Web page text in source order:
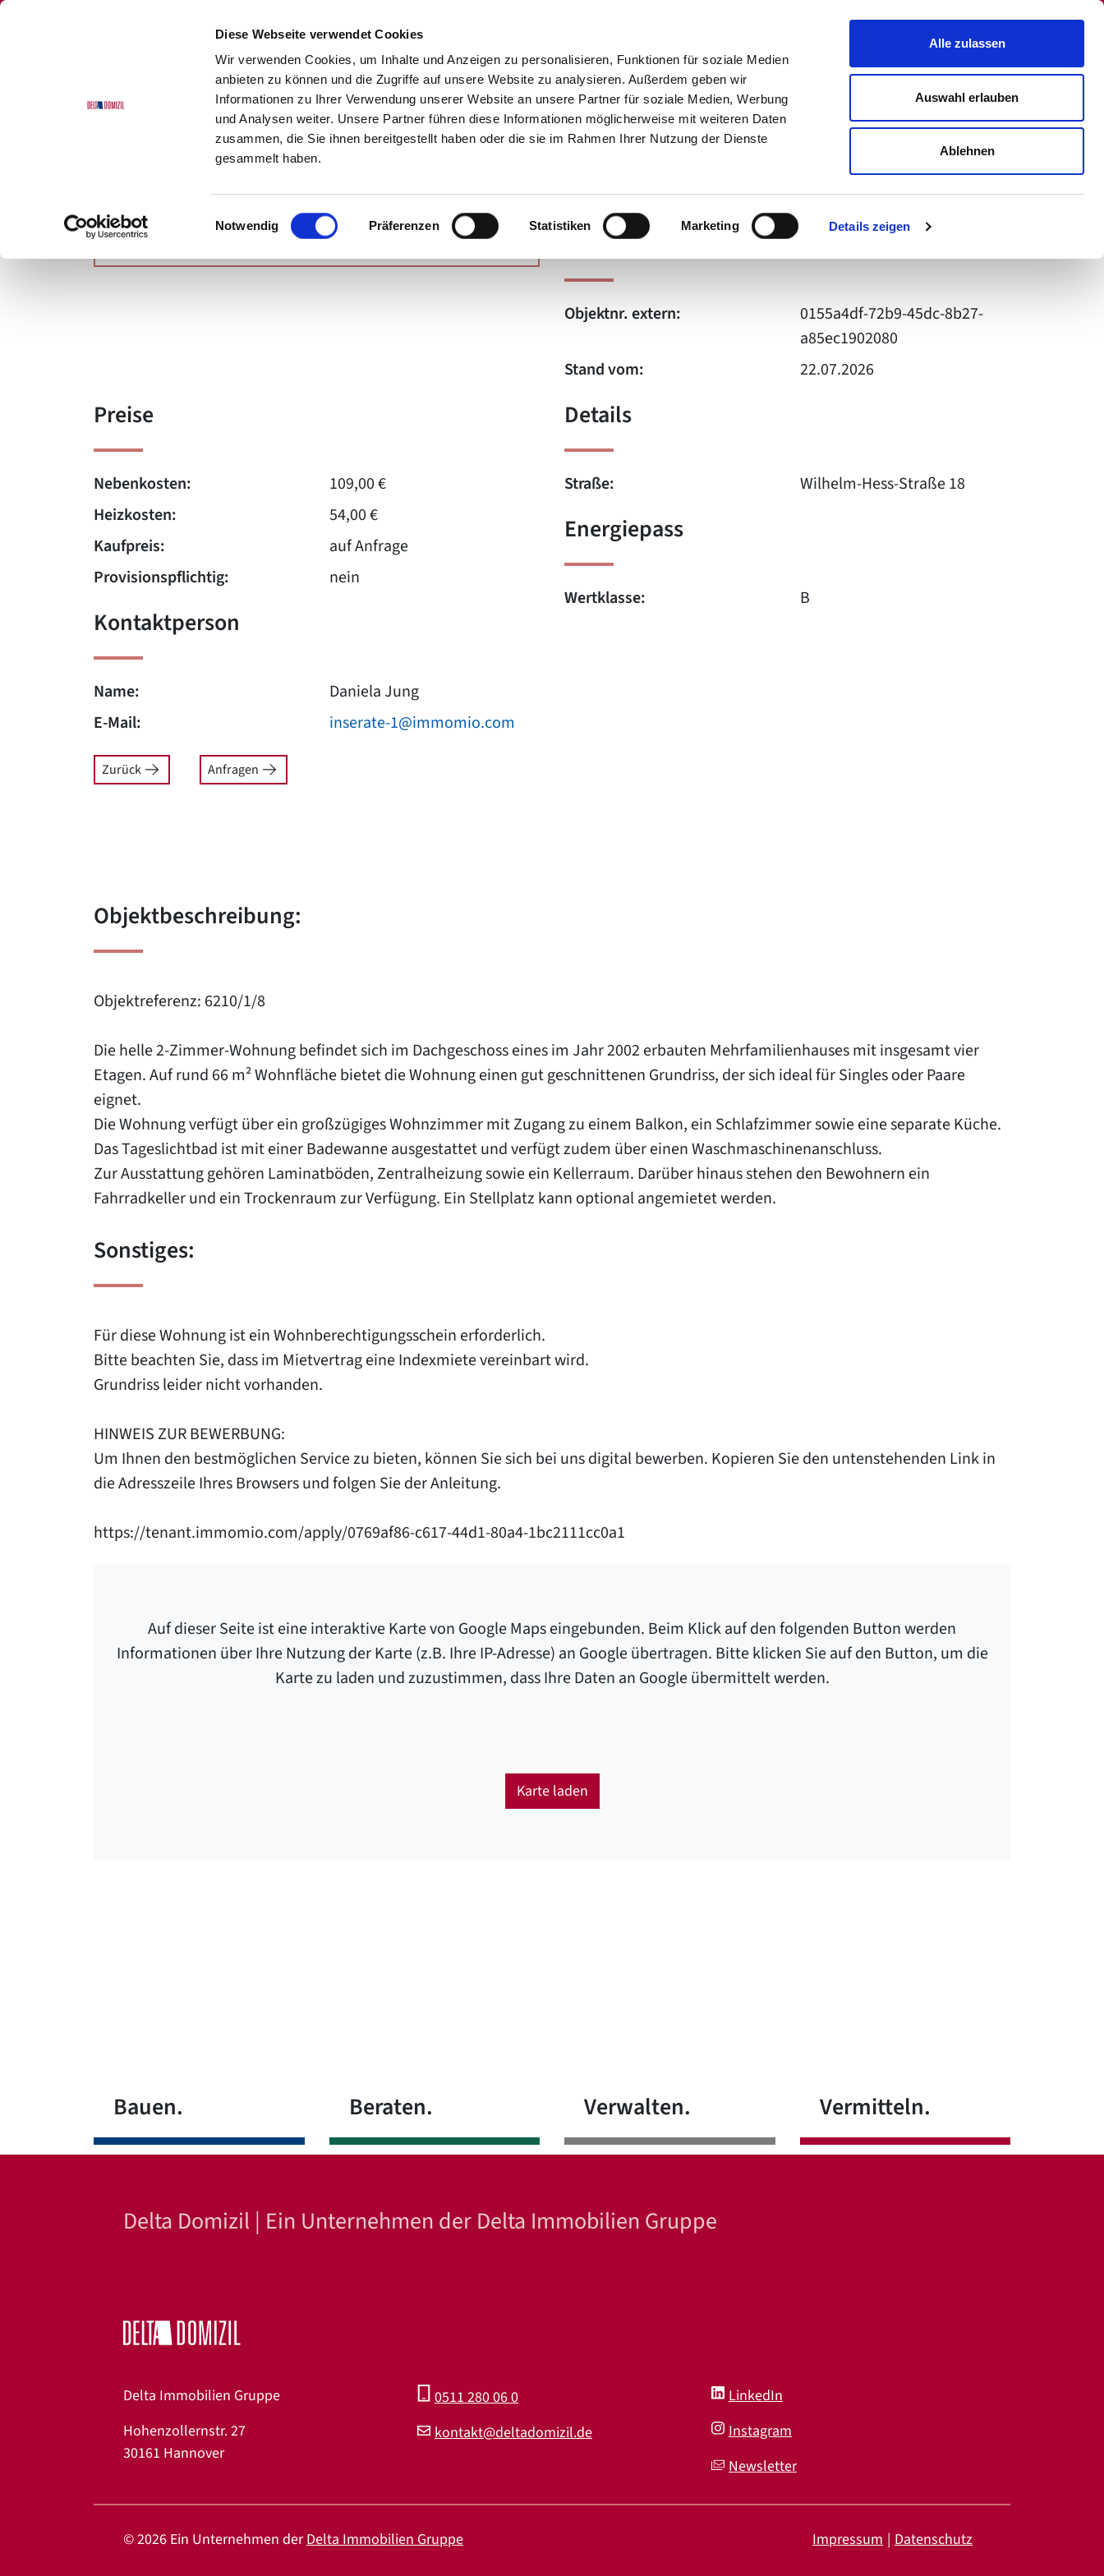
Diese Webseite verwendet Cookies
Wir verwenden Cookies, um Inhalte und Anzeigen zu personalisieren, Funktionen für soziale Medien
anbieten zu können und die Zugriffe auf unsere Website zu analysieren. Außerdem geben wir
Informationen zu Ihrer Verwendung unserer Website an unsere Partner für soziale Medien, Werbung
und Analysen weiter. Unsere Partner führen diese Informationen möglicherweise mit weiteren Daten
zusammen, die Sie ihnen bereitgestellt haben oder die sie im Rahmen Ihrer Nutzung der Dienste
gesammelt haben.
Einwilligungsauswahl
Notwendig Präferenzen Statistiken Marketing Details zeigen
Alle zulassen
Auswahl erlauben
Ablehnen
Suchen
Sprachauswahl
Menü
Immobiliensuche Detail
Nur mit WBS: 2-Zimmer Wohnung
in Barsinghausen
Objektnr. extern:
0155a4df-72b9-45dc-8b27-
a85ec1902080
Stand vom:
22.07.2026
Preise
Nebenkosten:
109,00 €
Heizkosten:
54,00 €
Kaufpreis:
auf Anfrage
Provisionspflichtig:
nein
Kontaktperson
Name:
Daniela Jung
E-Mail:
inserate-1@immomio.com
Details
Straße: Wilhelm-Hess-Straße 18
Energiepass
Wertklasse: B
Zurück Anfragen
Objektbeschreibung:
Objektreferenz: 6210/1/8
Die helle 2-Zimmer-Wohnung befindet sich im Dachgeschoss eines im Jahr 2002 erbauten Mehrfamilienhauses mit insgesamt vier
Etagen. Auf rund 66 m² Wohnfläche bietet die Wohnung einen gut geschnittenen Grundriss, der sich ideal für Singles oder Paare
eignet.
Die Wohnung verfügt über ein großzügiges Wohnzimmer mit Zugang zu einem Balkon, ein Schlafzimmer sowie eine separate Küche.
Das Tageslichtbad ist mit einer Badewanne ausgestattet und verfügt zudem über einen Waschmaschinenanschluss.
Zur Ausstattung gehören Laminatböden, Zentralheizung sowie ein Kellerraum. Darüber hinaus stehen den Bewohnern ein
Fahrradkeller und ein Trockenraum zur Verfügung. Ein Stellplatz kann optional angemietet werden.
Sonstiges:
Für diese Wohnung ist ein Wohnberechtigungsschein erforderlich.
Bitte beachten Sie, dass im Mietvertrag eine Indexmiete vereinbart wird.
Grundriss leider nicht vorhanden.
HINWEIS ZUR BEWERBUNG:
Um Ihnen den bestmöglichen Service zu bieten, können Sie sich bei uns digital bewerben. Kopieren Sie den untenstehenden Link in
die Adresszeile Ihres Browsers und folgen Sie der Anleitung.
https://tenant.immomio.com/apply/0769af86-c617-44d1-80a4-1bc2111cc0a1
Auf dieser Seite ist eine interaktive Karte von Google Maps eingebunden. Beim Klick auf den folgenden Button werden
Informationen über Ihre Nutzung der Karte (z.B. Ihre IP-Adresse) an Google übertragen. Bitte klicken Sie auf den Button, um die
Karte zu laden und zuzustimmen, dass Ihre Daten an Google übermittelt werden.
Karte laden
Bauen. Beraten. Verwalten. Vermitteln.
Delta Domizil | Ein Unternehmen der Delta Immobilien Gruppe
Delta Immobilien Gruppe
Hohenzollernstr. 27
30161 Hannover
0511 280 06 0
kontakt@deltadomizil.de
LinkedIn
Instagram
Newsletter
© 2026 Ein Unternehmen derDelta Immobilien Gruppe Impressum Datenschutz